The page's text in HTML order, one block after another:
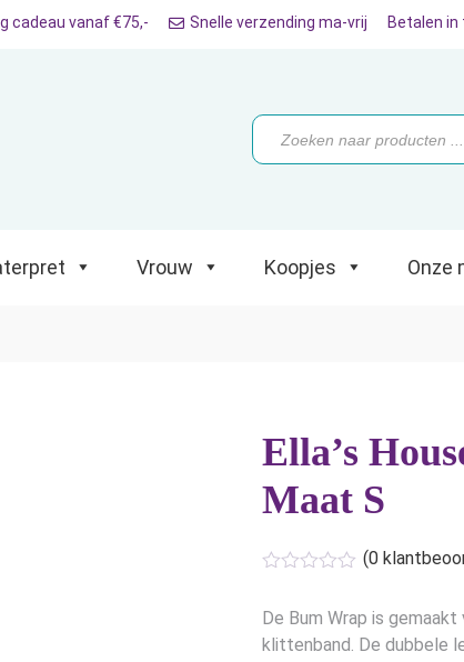
Koopjes Onze
cadeau vanaf €75,- Snelle verzending ma-vrij Betalen
Producten
zoeken
Vrouw Koopjes Onze
Ella’s
Maat S
(0
De Bum Wrap is
klittenband. De dubbele